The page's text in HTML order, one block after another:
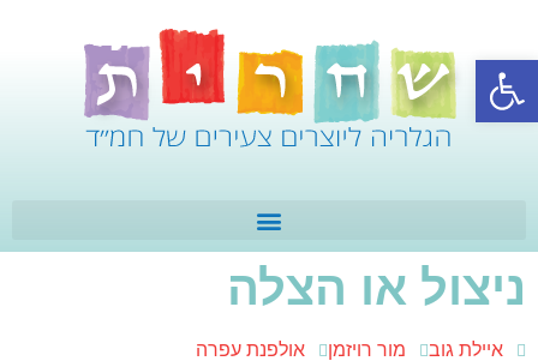
פתח סרגל נגישות
ניצול או הצלה
איילת גוב מור רויזמן
אולפנת עפרה